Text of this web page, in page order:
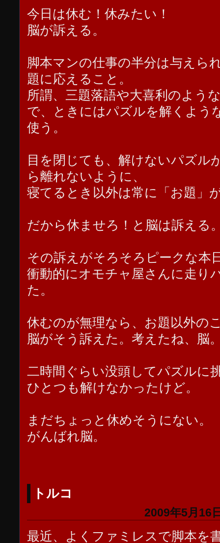
今日は休む！休みたい！
脳が訴える。
脚本マンの仕事の半分は与えら
題に応えること。
所謂、三題落語や大喜利のよう
で、ときにはパズルを解くよう
使う。
目を閉じても、解けないパズル
ら離れないように、
寝てるとき以外は常に「お題」
だから休ませろ！と脳は訴える
その訴えがそろそろピークな本
衝動的にオモチャ屋さんに走り
た。
休むのが無理なら、お題以外の
脳がそう訴えた。考えたね、脳
二時間ぐらい没頭してパズルに
ひとつも解けなかったけど。
まだちょっと休めそうにない。
がんばれ脳。
トルコ
2009年5月16
最近、よくファミレスで脚本を